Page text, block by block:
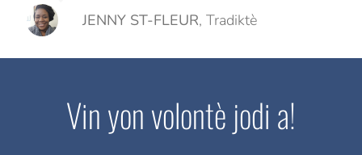
JENNY ST-FLEUR, Tradiktè
Vin yon volontè jodi a!